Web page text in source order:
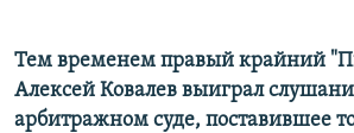
Тем временем правый крайний
Алексей Ковалев выиграл
арбитражном суде, поставившее